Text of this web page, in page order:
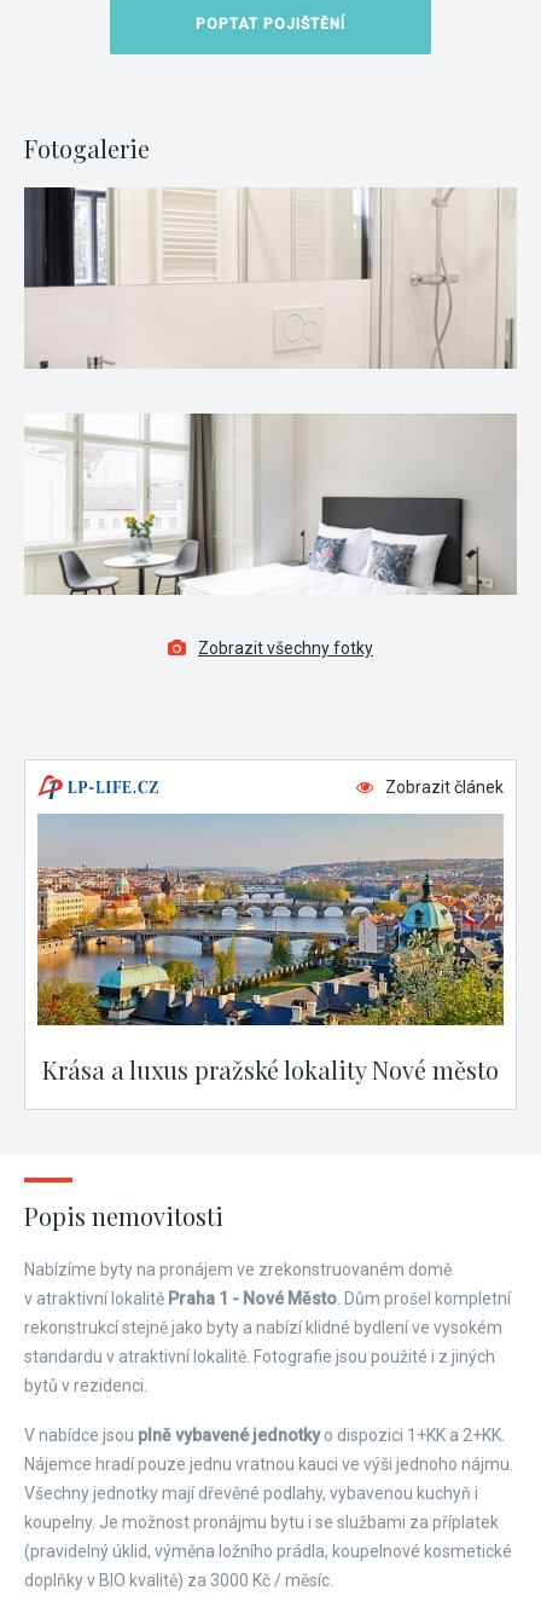
POPTAT POJIŠTĚNÍ
Fotogalerie
Zobrazit všechny fotky
Zobrazit článek
Krása a luxus pražské lokality Nové město
Popis nemovitosti
Nabízíme byty na pronájem ve zrekonstruovaném domě
v atraktivní lokalitě Praha 1 - Nové Město . Dům prošel kompletní
rekonstrukcí stejně jako byty a nabízí klidné bydlení ve vysokém
standardu v atraktivní lokalitě. Fotografie jsou použité i z jiných
bytů v rezidenci.
V nabídce jsou plně vybavené jednotkyo dispozici 1+KK a 2+KK.
Nájemce hradí pouze jednu vratnou kauci ve výši jednoho nájmu.
Všechny jednotky mají dřevěné podlahy, vybavenou kuchyň i
koupelny. Je možnost pronájmu bytu i se službami za příplatek
(pravidelný úklid, výměna ložního prádla, koupelnové kosmetické
doplňky v BIO kvalitě) za 3000 Kč / měsíc.